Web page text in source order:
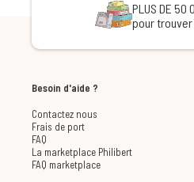
PLUS DE 50
pour
Besoin d'aide ?
Contactez nous
Frais de port
FAQ
La marketplace Philibert
FAQ marketplace